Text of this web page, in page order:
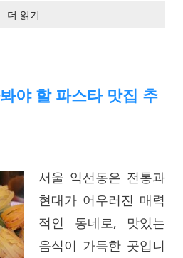
더 읽기
야 할 파스타 맛집 추
서울 익선동은 전통과
현대가 어우러진 매력
적인 동네로, 맛있는
음식이 가득한 곳입니